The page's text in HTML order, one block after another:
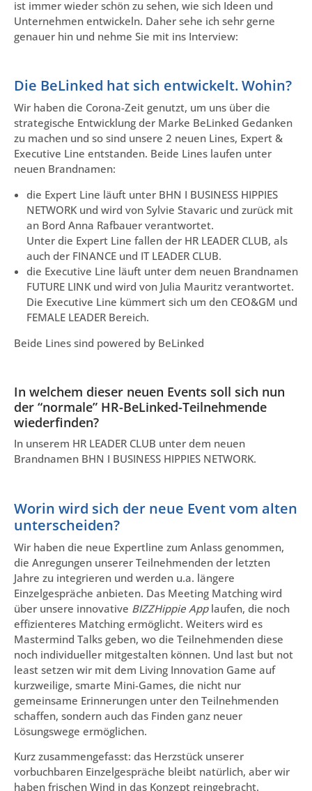
ist immer wieder schön zu sehen, wie sich Ideen und
Unternehmen entwickeln. Daher sehe ich sehr gerne
genauer hin und nehme Sie mit ins Interview:
Die BeLinked hat sich entwickelt. Wohin?
Wir haben die Corona-Zeit genutzt, um uns über die
strategische Entwicklung der Marke BeLinked Gedanken
zu machen und so sind unsere 2 neuen Lines, Expert &
Executive Line entstanden. Beide Lines laufen unter
neuen Brandnamen:
die Expert Line läuft unter BHN I BUSINESS HIPPIES
NETWORK und wird von Sylvie Stavaric und zurück mit
an Bord Anna Rafbauer verantwortet.
Unter die Expert Line fallen der HR LEADER CLUB, als
auch der FINANCE und IT LEADER CLUB.
die Executive Line läuft unter dem neuen Brandnamen
FUTURE LINK und wird von Julia Mauritz verantwortet.
Die Executive Line kümmert sich um den CEO&GM und
FEMALE LEADER Bereich.
Beide Lines sind powered by BeLinked
In welchem dieser neuen Events soll sich nun
der “normale” HR-BeLinked-Teilnehmende
wiederfinden?
In unserem HR LEADER CLUB unter dem neuen
Brandnamen BHN I BUSINESS HIPPIES NETWORK.
Worin wird sich der neue Event vom alten
unterscheiden?
Wir haben die neue Expertline zum Anlass genommen,
die Anregungen unserer Teilnehmenden der letzten
Jahre zu integrieren und werden u.a. längere
Einzelgespräche anbieten. Das Meeting Matching wird
über unsere innovative BIZZHippie Applaufen, die noch
effizienteres Matching ermöglicht. Weiters wird es
Mastermind Talks geben, wo die Teilnehmenden diese
noch individueller mitgestalten können. Und last but not
least setzen wir mit dem Living Innovation Game auf
kurzweilige, smarte Mini-Games, die nicht nur
gemeinsame Erinnerungen unter den Teilnehmenden
schaffen, sondern auch das Finden ganz neuer
Lösungswege ermöglichen.
Kurz zusammengefasst: das Herzstück unserer
vorbuchbaren Einzelgespräche bleibt natürlich, aber wir
haben frischen Wind in das Konzept reingebracht.